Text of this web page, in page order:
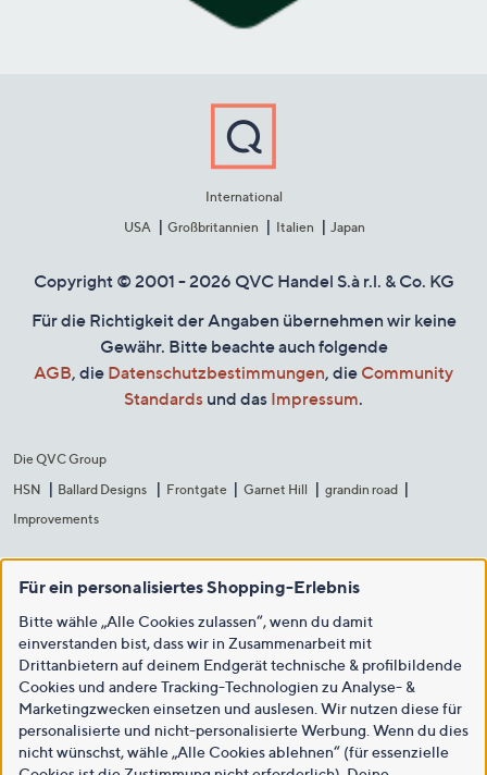
International
USA
Großbritannien Italien Japan
Copyright © 2001 - 2026 QVC Handel S.à r.l. & Co. KG
Für die Richtigkeit der Angaben übernehmen wir keine
Gewähr. Bitte beachte auch folgende
AGB, die Datenschutzbestimmungen, die Community
Standards und das Impressum.
Die QVC Group
HSN
Ballard Designs Frontgate Garnet Hill
grandin road
Improvements
Für ein personalisiertes Shopping-Erlebnis
Bitte wähle „Alle Cookies zulassen“, wenn du damit
einverstanden bist, dass wir in Zusammenarbeit mit
Drittanbietern auf deinem Endgerät technische & profilbildende
Cookies und andere Tracking-Technologien zu Analyse- &
Marketingzwecken einsetzen und auslesen. Wir nutzen diese für
personalisierte und nicht-personalisierte Werbung. Wenn du dies
nicht wünschst, wähle „Alle Cookies ablehnen“ (für essenzielle